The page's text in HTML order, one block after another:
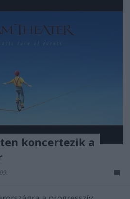
koncertezik a